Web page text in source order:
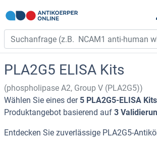
PLA2G5 ELISA Kits
(phospholipase A2, Group V (PLA2G5))
Wählen Sie eines der 5 PLA2G5-ELISA Kits
Produktangebot basierend auf 3
Entdecken Sie zuverlässige PLA2G5-